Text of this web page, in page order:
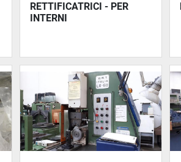
RETTIFICATRICI - PER
INTERNI